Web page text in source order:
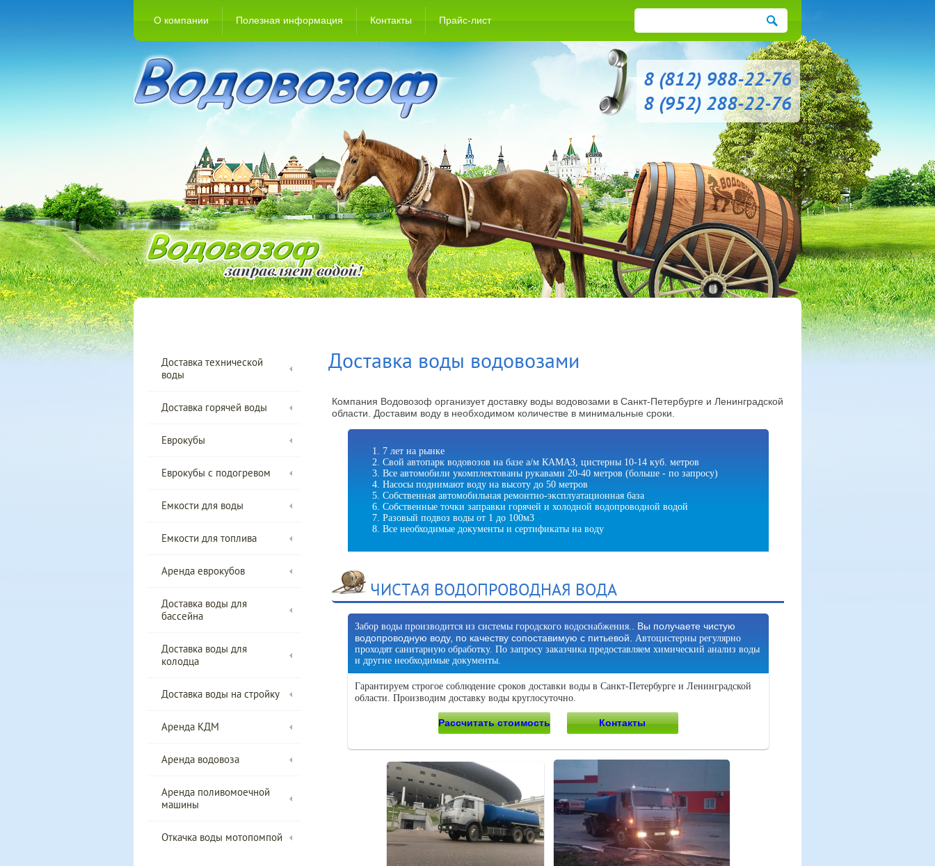
О компании Полезная информация Контакты Прайс-лист
8 (812) 988-22-76
8 (952) 288-22-76
Доставка технической
воды
Доставка горячей воды
Еврокубы
Еврокубы с подогревом
Емкости для воды
Емкости для топлива
Аренда еврокубов
Доставка воды для
бассейна
Доставка воды для
колодца
Доставка воды на стройку
Аренда КДМ
Аренда водовоза
Аренда поливомоечной
машины
Откачка воды мотопомпой
Доставка воды водовозами
Компания Водовозоф организует доставку воды водовозами в Санкт-Петербурге и Ленинградской
области. Доставим воду в необходимом количестве в минимальные сроки.
7 лет на рынке
Свой автопарк водовозов на базе а/м КАМАЗ, цистерны 10-14 куб. метров
Все автомобили укомплектованы рукавами 20-40 метров (больше - по запросу)
Насосы поднимают воду на высоту до 50 метров
Собственная автомобильная ремонтно-эксплуатационная база
Собственные точки заправки горячей и холодной водопроводной водой
Разовый подвоз воды от 1 до 100м3
Все необходимые документы и сертификаты на воду
ЧИСТАЯ ВОДОПРОВОДНАЯ ВОДА
Забор воды производится из системы городского водоснабжения.. Вы получаете чистую
водопроводную воду, по качеству сопоставимую с питьевой. Автоцистерны регулярно
проходят санитарную обработку. По запросу заказчика предоставляем химический анализ воды
и другие необходимые документы.
Гарантируем строгое соблюдение сроков доставки воды в Санкт-Петербурге и Ленинградской
области. Производим доставку воды круглосуточно.
Рассчитать стоимость Контакты